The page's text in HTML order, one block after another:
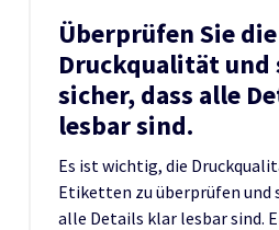
Überprüfen Sie die
Druckqualität und
sicher, dass alle
lesbar sind.
Es ist wichtig, die
Etiketten zu überprüfen und
alle Details klar lesbar sind.